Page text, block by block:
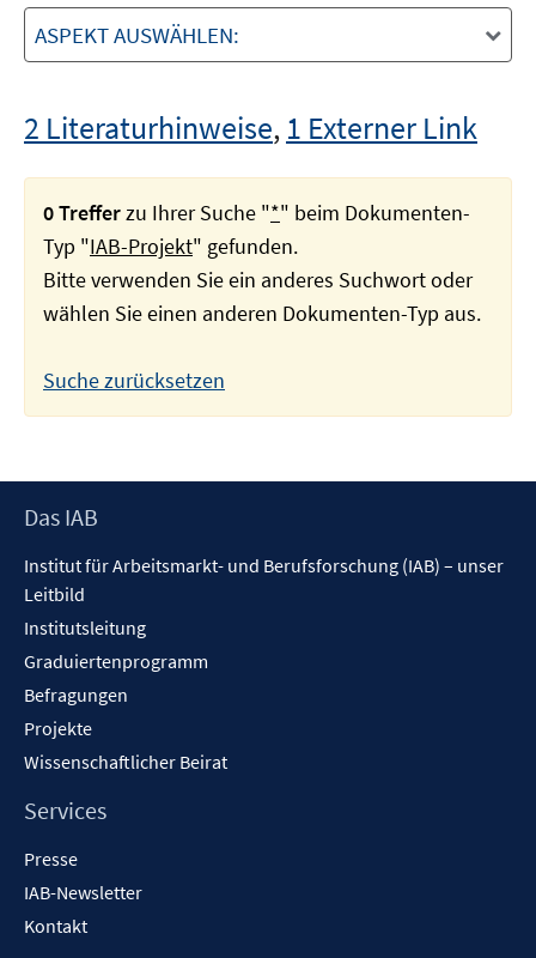
ASPEKT AUSWÄHLEN:
2 Literaturhinweise, 1 Externer Link
0 Trefferzu Ihrer Suche "*" beim Dokumenten-
Typ "IAB-Projekt" gefunden.
Bitte verwenden Sie ein anderes Suchwort oder
wählen Sie einen anderen Dokumenten-Typ aus.
Suche zurücksetzen
Footer
Das IAB
Institut für Arbeitsmarkt- und Berufsforschung (IAB) – unser
Leitbild
Institutsleitung
Graduiertenprogramm
Befragungen
Projekte
Wissenschaftlicher Beirat
Services
Presse
IAB-Newsletter
Kontakt